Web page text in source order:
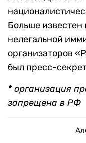
Больше
нелегальной
организаторов
был пресс-
* организация
запрещена в РФ